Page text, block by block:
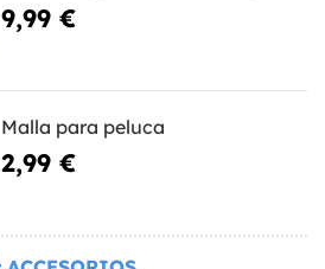
9,99 €
Malla para peluca
2,99 €